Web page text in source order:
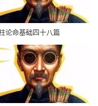
参看元辰断，
助。
论命基础四十八篇